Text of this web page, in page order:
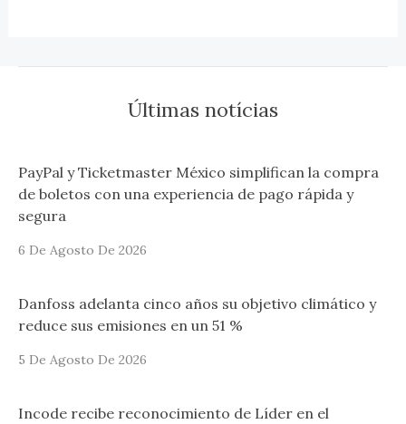
Últimas notícias
PayPal y Ticketmaster México simplifican la compra
de boletos con una experiencia de pago rápida y
segura
6 De Agosto De 2026
Danfoss adelanta cinco años su objetivo climático y
reduce sus emisiones en un 51 %
5 De Agosto De 2026
Incode recibe reconocimiento de Líder en el